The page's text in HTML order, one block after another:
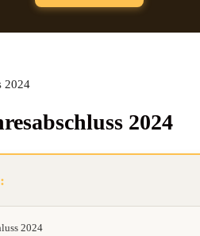
2024
2024
2024